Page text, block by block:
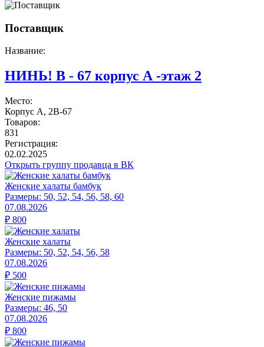
Поставщик
Название:
НИНЬ! В - 67 корпус А -этаж 2
Место:
Корпус A, 2В-67
Товаров:
831
Регистрация:
02.02.2025
Открыть группу продавца в ВК
Женские халаты бамбук
Размеры: 50, 52, 54, 56, 58, 60
07.08.2026
₽ 800
Женские халаты
Размеры: 50, 52, 54, 56, 58
07.08.2026
₽ 500
Женские пижамы
Размеры: 46, 50
07.08.2026
₽ 800